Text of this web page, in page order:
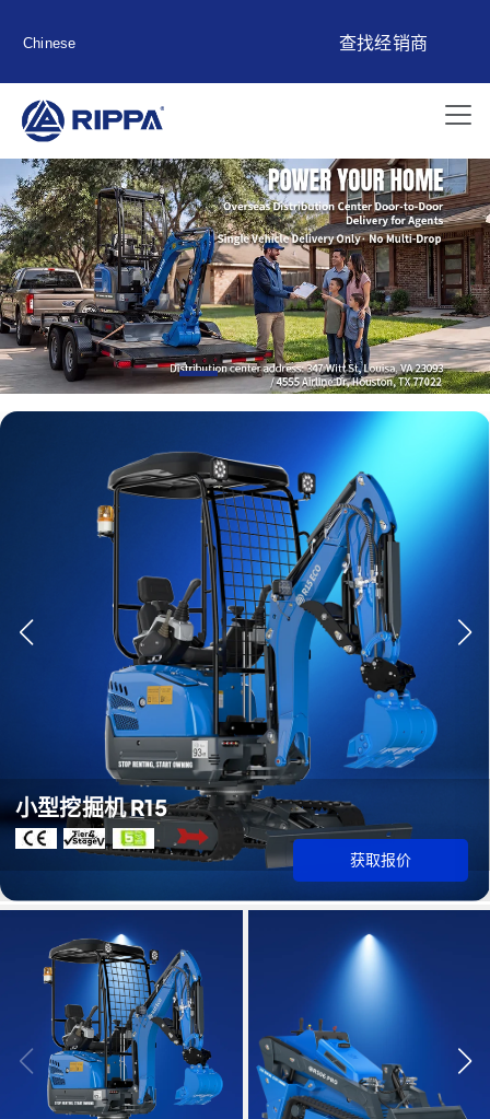
Chinese 查找经销商
小型挖掘机 R15
获取报价